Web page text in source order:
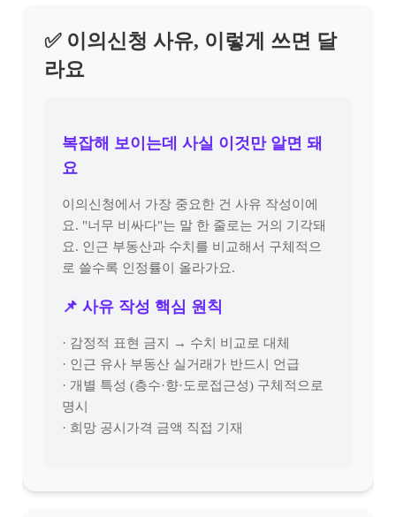
✅ 이의신청 사유, 이렇게 쓰면 달
라요
복잡해 보이는데 사실 이것만 알면 돼
요
이의신청에서 가장 중요한 건 사유 작성이에
요. "너무 비싸다"는 말 한 줄로는 거의 기각돼
요. 인근 부동산과 수치를 비교해서 구체적으
로 쓸수록 인정률이 올라가요.
📌 사유 작성 핵심 원칙
· 감정적 표현 금지 → 수치 비교로 대체
· 인근 유사 부동산 실거래가 반드시 언급
· 개별 특성 (층수·향·도로접근성) 구체적으로
명시
· 희망 공시가격 금액 직접 기재